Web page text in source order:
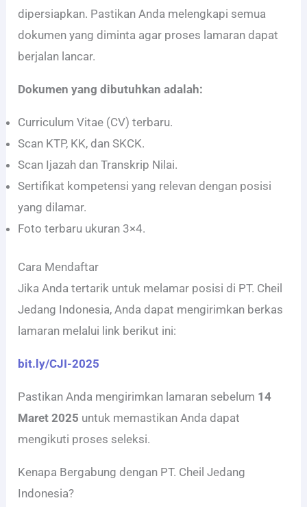
dipersiapkan. Pastikan Anda melengkapi semua
dokumen yang diminta agar proses lamaran dapat
berjalan lancar.
Dokumen yang dibutuhkan adalah:
Curriculum Vitae (CV) terbaru.
Scan KTP, KK, dan SKCK.
Scan Ijazah dan Transkrip Nilai.
Sertifikat kompetensi yang relevan dengan posisi
yang dilamar.
Foto terbaru ukuran 3×4.
Cara Mendaftar
Jika Anda tertarik untuk melamar posisi di PT. Cheil
Jedang Indonesia, Anda dapat mengirimkan berkas
lamaran melalui link berikut ini:
bit.ly/CJI-2025
Pastikan Anda mengirimkan lamaran sebelum 14
Maret 2025 untuk memastikan Anda dapat
mengikuti proses seleksi.
Kenapa Bergabung dengan PT. Cheil Jedang
Indonesia?